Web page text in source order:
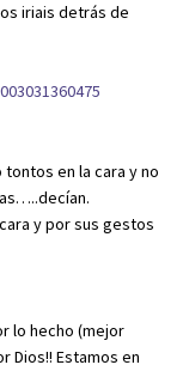
iriais detrás de
tontos en la cara y no
y por sus gestos
lo hecho (mejor
Dios!! Estamos en